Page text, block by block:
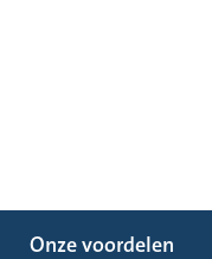
Onze voordelen